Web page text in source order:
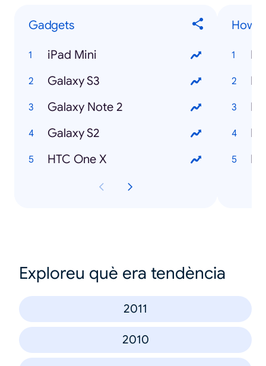
Gadgets
iPad Mini
Galaxy S3
Galaxy Note 2
Galaxy S2
HTC One X
How
Exploreu què era tendència
2011
2010